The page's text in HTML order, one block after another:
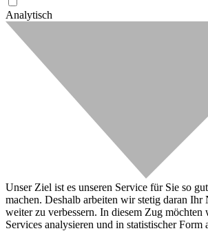
Analytisch
Unser Ziel ist es unseren Service für Sie so
machen. Deshalb arbeiten wir stetig daran Ihr
weiter zu verbessern. In diesem Zug
Services analysieren und in statistischer Form